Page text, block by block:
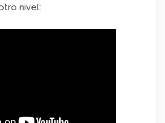
nivel: